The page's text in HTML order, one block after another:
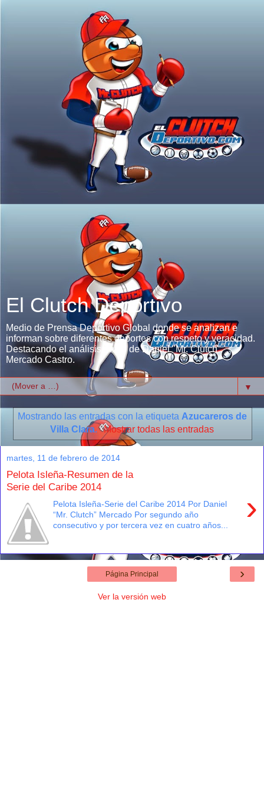
El Clutch Deportivo
Medio de Prensa Deportivo Global donde se analizan e
informan sobre diferentes deportes con respeto y veracidad.
Destacando el análisis único de Daniel "Mr. Clutch"
Mercado Castro.
▼
Mostrando las entradas con la etiqueta Azucareros de
Villa Clara. Mostrar todas las entradas
martes, 11 de febrero de 2014
Pelota Isleña-Resumen de la
Serie del Caribe 2014
›
Pelota Isleña-Serie del Caribe 2014 Por Daniel
“Mr. Clutch” Mercado Por segundo año
consecutivo y por tercera vez en cuatro años...
›
Página Principal
Ver la versión web